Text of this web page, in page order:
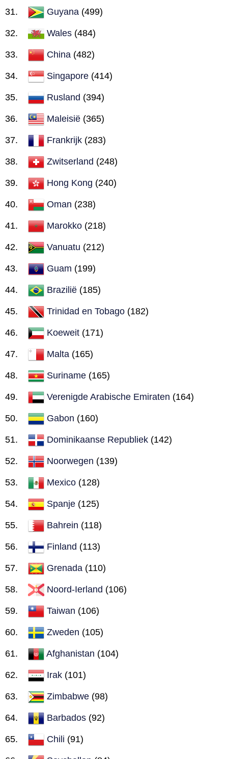
Guyana (499)
Wales (484)
China (482)
Singapore (414)
Rusland (394)
Maleisië (365)
Frankrijk (283)
Zwitserland (248)
Hong Kong (240)
Oman (238)
Marokko (218)
Vanuatu (212)
Guam (199)
Brazilië (185)
Trinidad en Tobago (182)
Koeweit (171)
Malta (165)
Suriname (165)
Verenigde Arabische Emiraten (164)
Gabon (160)
Dominikaanse Republiek (142)
Noorwegen (139)
Mexico (128)
Spanje (125)
Bahrein (118)
Finland (113)
Grenada (110)
Noord-Ierland (106)
Taiwan (106)
Zweden (105)
Afghanistan (104)
Irak (101)
Zimbabwe (98)
Barbados (92)
Chili (91)